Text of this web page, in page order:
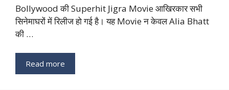
Bollywood की Superhit Jigra Movie आखिरकार सभी
सिनेमाघरों में रिलीज हो गई है। यह Movie न केवल Alia Bhatt
की …
Read more